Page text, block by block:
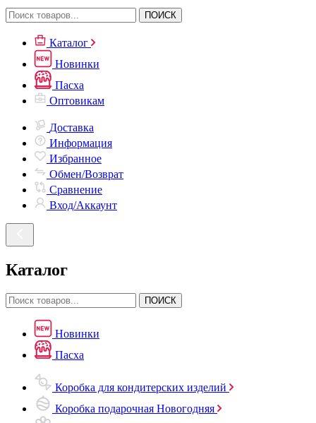
ПОИСК
Каталог
Новинки
Пасха
Оптовикам
Доставка
Информация
Избранное
Обмен/Возврат
Сравнение
Вход/Аккаунт
Каталог
ПОИСК
Новинки
Пасха
Коробка для кондитерских изделий
Коробка подарочная Новогодняя